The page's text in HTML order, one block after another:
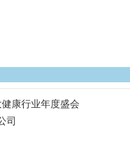
康行业年度盛会
司